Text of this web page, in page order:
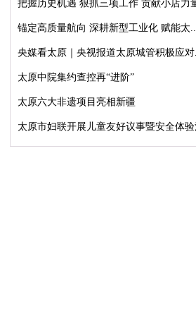
把握历史机遇 狠抓三项工作 贡献小店力
锚定高质量航向 深耕新型工业化 赋能太
央媒看太原｜央视报道太原城管积极应对
太原中院集约查控再“进阶”
太原六大非遗项目亮相新疆
太原市妇联开展儿童友好议事暨安全体验